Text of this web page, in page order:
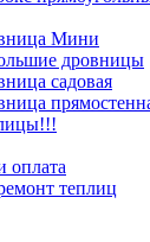
Мини
дровницы
садовая
оплата
теплиц